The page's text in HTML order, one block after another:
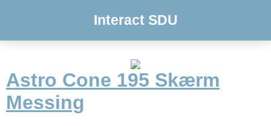
Interact SDU
Astro Cone 195 Skærm
Messing